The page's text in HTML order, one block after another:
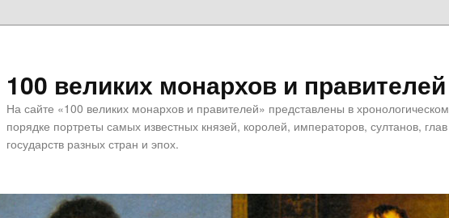
100 великих монархов и правителей
На сайте «100 великих монархов и правителей» представлены в хронологическом
порядке портреты самых известных князей, королей, императоров, султанов, глав
государств разных стран и эпох.